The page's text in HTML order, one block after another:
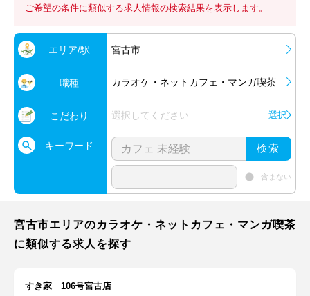
ご希望の条件に類似する求人情報の検索結果を表示します。
エリア/駅 宮古市
職種 カラオケ・ネットカフェ・マンガ喫茶
こだわり 選択してください 選択
キーワード 検索
含まない
宮古市エリアのカラオケ・ネットカフェ・マンガ喫茶
に類似する求人を探す
すき家 106号宮古店